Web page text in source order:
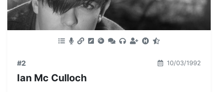
#2 10/03/1992
Ian Mc Culloch